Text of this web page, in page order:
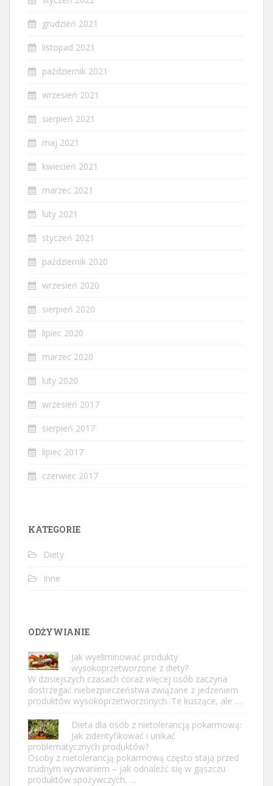
grudzień 2021
listopad 2021
październik 2021
wrzesień 2021
sierpień 2021
maj 2021
kwiecień 2021
marzec 2021
luty 2021
styczeń 2021
październik 2020
wrzesień 2020
sierpień 2020
lipiec 2020
marzec 2020
luty 2020
wrzesień 2017
sierpień 2017
lipiec 2017
czerwiec 2017
KATEGORIE
Diety
Inne
ODŻYWIANIE
Jak wyeliminować produkty
wysokoprzetworzone z diety?
W dzisiejszych czasach coraz więcej osób zaczyna
dostrzegać niebezpieczeństwa związane z jedzeniem
produktów wysokoprzetworzonych. Te kuszące, ale …
Dieta dla osób z nietolerancją pokarmową:
Jak zidentyfikować i unikać
problematycznych produktów?
Osoby z nietolerancją pokarmową często stają przed
trudnym wyzwaniem – jak odnaleźć się w gąszczu
produktów spożywczych, …